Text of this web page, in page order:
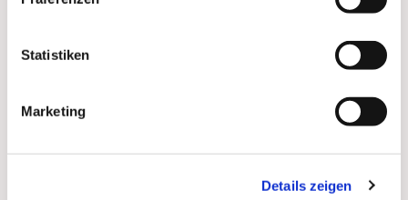
Statistiken
Marketing
Details zeigen
Dies könnte Sie auch